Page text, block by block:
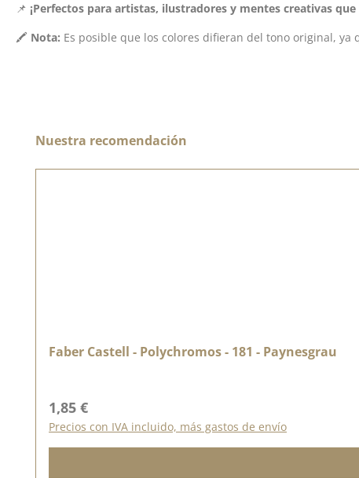
📌 ¡Perfectos para artistas, ilustradores y mentes creativas
🖍️ Nota: Es posible que los colores difieran del tono original,
Omitir la galería de productos
Nuestra recomendación
Faber Castell - Polychromos - 181 - Paynesgrau
Precio normal:
1,85 €
Precios con IVA incluido, más gastos de envío